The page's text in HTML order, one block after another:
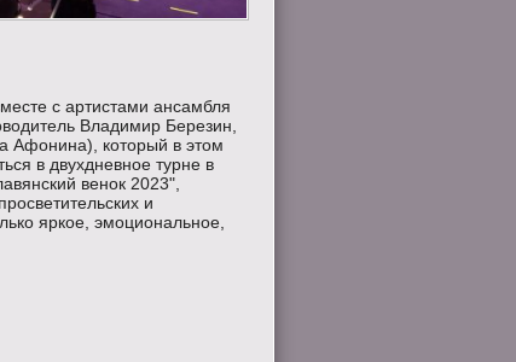
с артистами ансамбля
Владимир Березин,
Афонина), который в этом
в двухдневное турне в
венок 2023",
и
яркое, эмоциональное,